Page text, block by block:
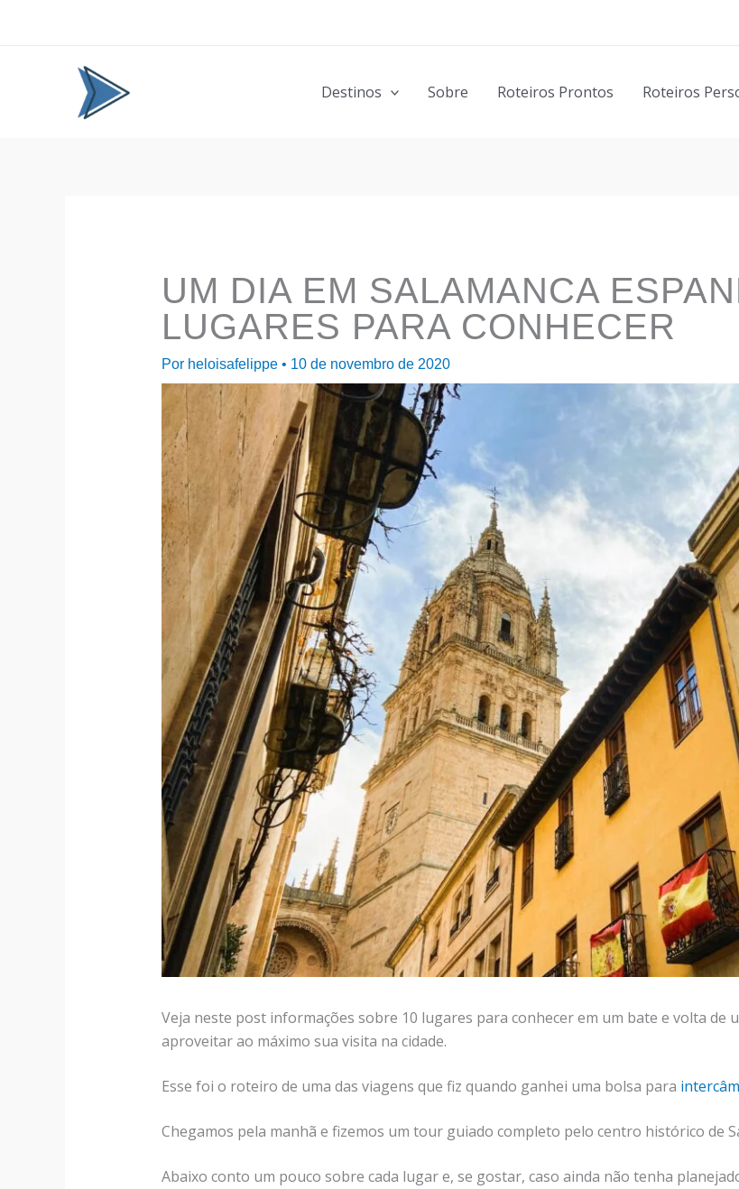
Destinos Sobre Roteiros Prontos Roteiros
UM DIA EM SALAMANCA
LUGARES PARA CONHECER
Por heloisafelippe • 10 de novembro de 2020
Veja neste post informações sobre 10 lugares para conhecer em um bate e volta de
aproveitar ao máximo sua visita na cidade.
Esse foi o roteiro de uma das viagens que fiz quando ganhei uma bolsa para
Chegamos pela manhã e fizemos um tour guiado completo pelo centro histórico de
Abaixo conto um pouco sobre cada lugar e, se gostar, caso ainda não tenha